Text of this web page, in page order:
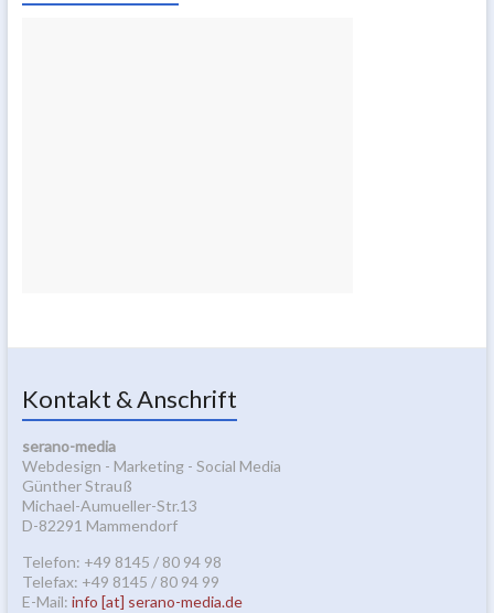
Kontakt & Anschrift
serano-media
Webdesign - Marketing - Social Media
Günther Strauß
Michael-Aumueller-Str.13
D-82291 Mammendorf
Telefon: +49 8145 / 80 94 98
Telefax: +49 8145 / 80 94 99
E-Mail: info [at] serano-media.de